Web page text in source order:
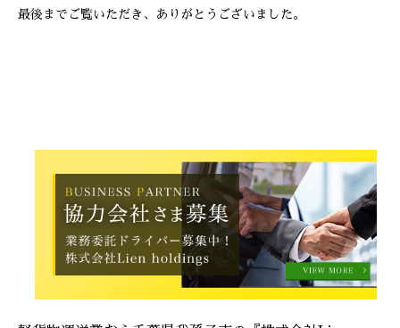
最後までご覧いただき、ありがとうございました。